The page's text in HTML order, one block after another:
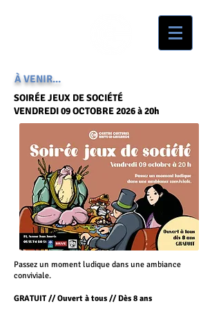
À VENIR...
SOIRÉE JEUX DE SOCIÉTÉ
VENDREDI 09 OCTOBRE 2026 à 20h
Passez un moment ludique dans une ambiance
conviviale.
GRATUIT // Ouvert à tous // Dès 8 ans